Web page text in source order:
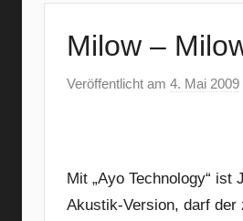
Milow –
Veröffentlicht am 4. Mai 2009
Mit „Ayo Technology“
Akustik-Version, darf der